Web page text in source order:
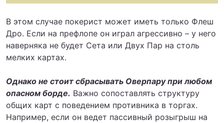
В этом случае покерист может иметь только Флеш
Дро. Если на префлопе он играл агрессивно – у него
наверняка не будет Сета или Двух Пар на столь
мелких картах.
Однако не стоит сбрасывать Оверпару при любом
опасном борде. Важно сопоставлять структуру
общих карт с поведением противника в торгах.
Например, если он ведет пассивный розыгрыш на